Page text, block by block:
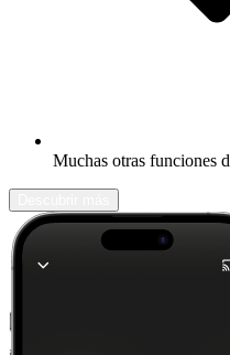
Muchas otras funciones